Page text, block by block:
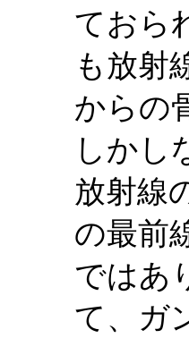
ておら
も放射
からの
しかし
放射線
の最前
ではあ
て、ガ